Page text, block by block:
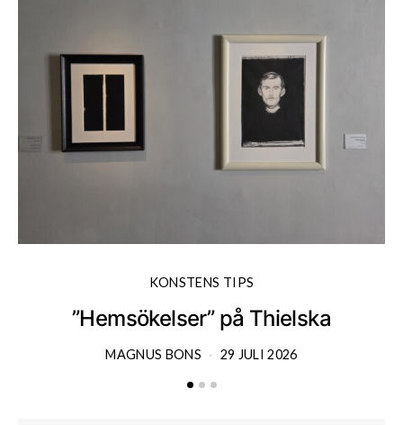
KONSTENS TIPS
”Hemsökelser” på Thielska
MAGNUS BONS 29 JULI 2026